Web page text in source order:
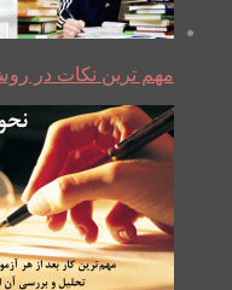
مهم ترین نکات در